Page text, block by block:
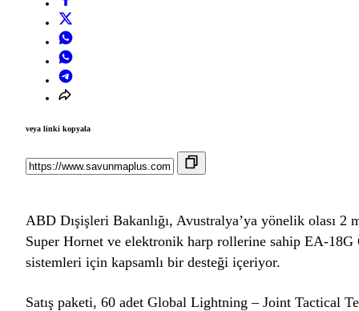
veya linki kopyala
ABD Dışişleri Bakanlığı, Avustralya’ya yönelik olası 2
Super Hornet ve elektronik harp rollerine sahip
sistemleri için kapsamlı bir desteği içeriyor.
Satış paketi, 60 adet Global Lightning – Joint Tactical